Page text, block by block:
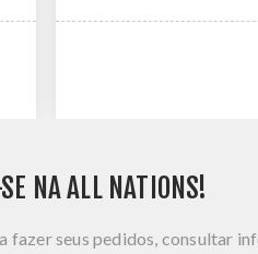
NA ALL NATIONS!
fazer seus pedidos, consultar